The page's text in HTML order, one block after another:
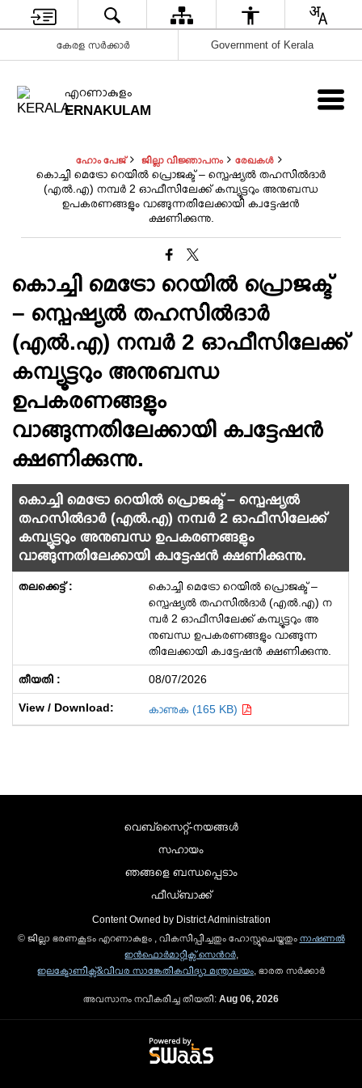
കേരള സർക്കാർ Government of Kerala
എറണാകുളം
ERNAKULAM
ഹോം പേജ് ജില്ലാ വിജ്ഞാപനം രേഖകൾ
കൊച്ചി മെട്രോ റെയിൽ പ്രൊജക്ട് – സ്പെഷ്യൽ തഹസിൽദാർ
(എൽ.എ) നമ്പർ 2 ഓഫീസിലേക്ക് കമ്പ്യൂട്ടറും അനുബന്ധ
ഉപകരണങ്ങളും വാങ്ങുന്നതിലേക്കായി ക്വട്ടേഷൻ
ക്ഷണിക്കുന്നു.
കൊച്ചി മെട്രോ റെയിൽ പ്രൊജക്ട്
– സ്പെഷ്യൽ തഹസിൽദാർ
(എൽ.എ) നമ്പർ 2 ഓഫീസിലേക്ക്
കമ്പ്യൂട്ടറും അനുബന്ധ
ഉപകരണങ്ങളും
വാങ്ങുന്നതിലേക്കായി ക്വട്ടേഷൻ
ക്ഷണിക്കുന്നു.
കൊച്ചി മെട്രോ റെയിൽ പ്രൊജക്ട് – സ്പെഷ്യൽ
തഹസിൽദാർ (എൽ.എ) നമ്പർ 2 ഓഫീസിലേക്ക്
കമ്പ്യൂട്ടറും അനുബന്ധ ഉപകരണങ്ങളും
വാങ്ങുന്നതിലേക്കായി ക്വട്ടേഷൻ ക്ഷണിക്കുന്നു.
കൊച്ചി മെട്രോ റെയിൽ പ്രൊജക്ട് –
സ്പെഷ്യൽ തഹസിൽദാർ (എൽ.എ) ന
മ്പർ 2 ഓഫീസിലേക്ക് കമ്പ്യൂട്ടറും അ
നുബന്ധ ഉപകരണങ്ങളും വാങ്ങുന്ന
തിലേക്കായി ക്വട്ടേഷൻ ക്ഷണിക്കുന്നു.
08/07/2026
കാണുക (165 KB)
വെബ്സൈറ്റ്-നയങ്ങള്‍
സഹായം
ഞങ്ങളെ ബന്ധപ്പെടാം
ഫീഡ്ബാക്ക്
Content Owned by District Administration
© ജില്ലാ ഭരണകൂടം എറണാകുളം , വികസിപ്പിച്ചതും ഹോസ്റ്റുചെയ്തതും നാഷണല്‍
ഇന്‍ഫൊര്‍മാറ്റിക്സ് സെന്‍റര്‍,
ഇലക്ട്രോണിക്സ്&വിവര സാങ്കേതികവിദ്യാ മന്ത്രാലയം, ഭാരത സര്‍ക്കാര്‍
അവസാനം നവീകരിച്ച തീയതി: Aug 06, 2026